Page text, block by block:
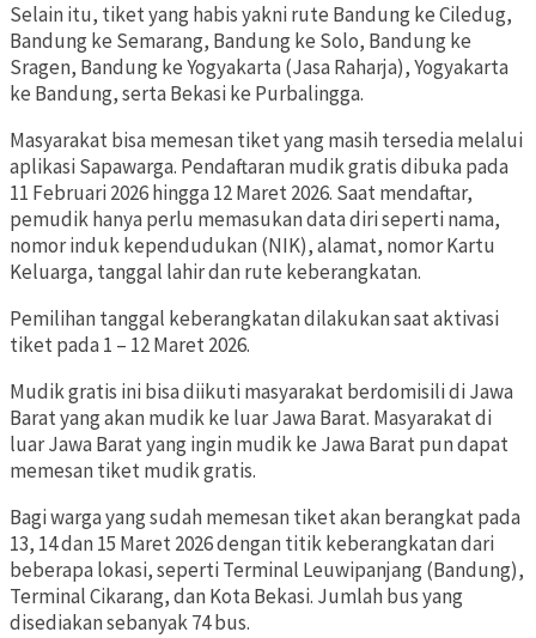
Selain itu, tiket yang habis yakni rute Bandung ke Ciledug,
Bandung ke Semarang, Bandung ke Solo, Bandung ke
Sragen, Bandung ke Yogyakarta (Jasa Raharja), Yogyakarta
ke Bandung, serta Bekasi ke Purbalingga.
Masyarakat bisa memesan tiket yang masih tersedia melalui
aplikasi Sapawarga. Pendaftaran mudik gratis dibuka pada
11 Februari 2026 hingga 12 Maret 2026. Saat mendaftar,
pemudik hanya perlu memasukan data diri seperti nama,
nomor induk kependudukan (NIK), alamat, nomor Kartu
Keluarga, tanggal lahir dan rute keberangkatan.
Pemilihan tanggal keberangkatan dilakukan saat aktivasi
tiket pada 1 – 12 Maret 2026.
Mudik gratis ini bisa diikuti masyarakat berdomisili di Jawa
Barat yang akan mudik ke luar Jawa Barat. Masyarakat di
luar Jawa Barat yang ingin mudik ke Jawa Barat pun dapat
memesan tiket mudik gratis.
Bagi warga yang sudah memesan tiket akan berangkat pada
13, 14 dan 15 Maret 2026 dengan titik keberangkatan dari
beberapa lokasi, seperti Terminal Leuwipanjang (Bandung),
Terminal Cikarang, dan Kota Bekasi. Jumlah bus yang
disediakan sebanyak 74 bus.